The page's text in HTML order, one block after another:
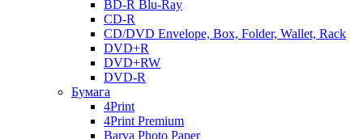
BD-R Blu-Ray
CD-R
CD/DVD Envelope, Box, Folder, Wallet, Rack
DVD+R
DVD+RW
DVD-R
Бумага
4Print
4Print Premium
Barva Photo Paper